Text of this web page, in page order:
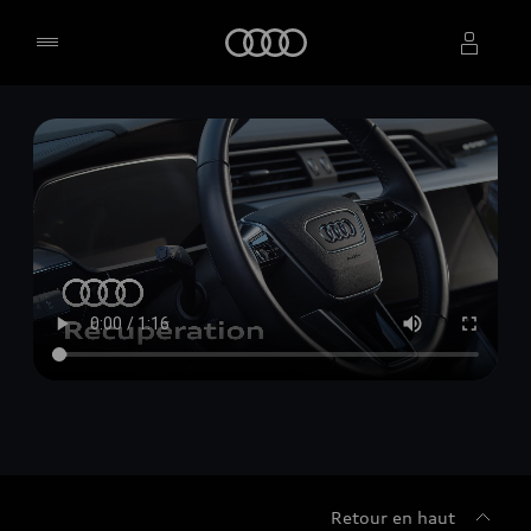
Sélectionner un concessionnaire
Retour en haut